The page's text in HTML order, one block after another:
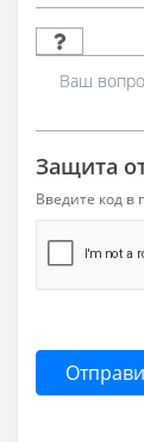
Защита
Введите код в